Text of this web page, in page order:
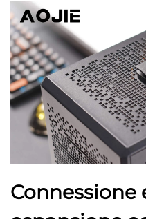
Connessione